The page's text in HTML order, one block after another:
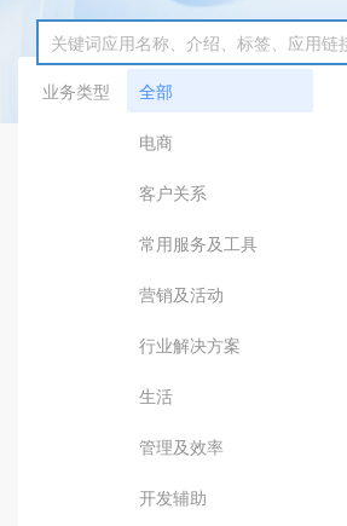
业务类型
全部
电商
客户关系
常用服务及工具
营销及活动
行业解决方案
生活
管理及效率
开发辅助